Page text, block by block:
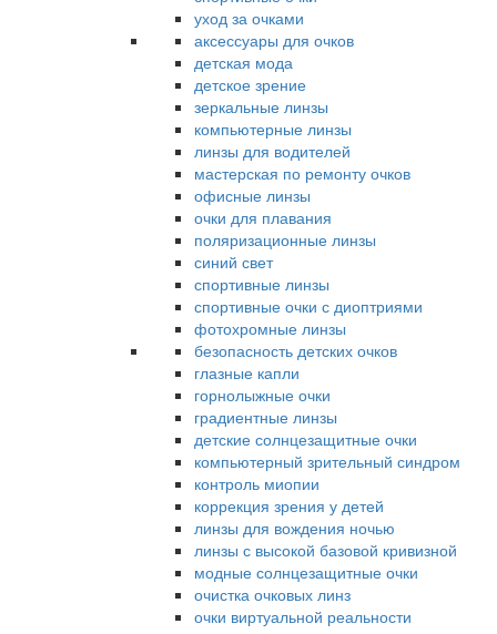
уход за очками
аксессуары для очков
детская мода
детское зрение
зеркальные линзы
компьютерные линзы
линзы для водителей
мастерская по ремонту очков
офисные линзы
очки для плавания
поляризационные линзы
синий свет
спортивные линзы
спортивные очки с диоптриями
фотохромные линзы
безопасность детских очков
глазные капли
горнолыжные очки
градиентные линзы
детские солнцезащитные очки
компьютерный зрительный синдром
контроль миопии
коррекция зрения у детей
линзы для вождения ночью
линзы с высокой базовой кривизной
модные солнцезащитные очки
очистка очковых линз
очки виртуальной реальности